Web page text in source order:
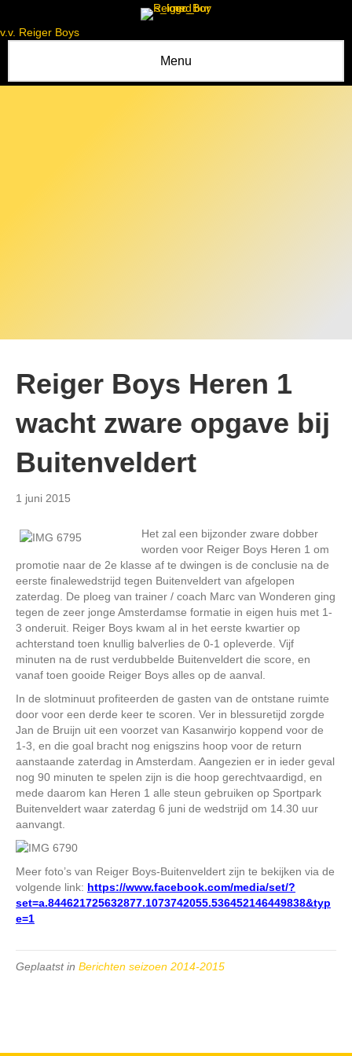
v.v. Reiger Boys
Menu
Reiger Boys Heren 1
wacht zware opgave bij
Buitenveldert
1 juni 2015
Het zal een bijzonder zware dobber
worden voor Reiger Boys Heren 1 om
promotie naar de 2e klasse af te dwingen is de conclusie na de
eerste finalewedstrijd tegen Buitenveldert van afgelopen
zaterdag. De ploeg van trainer / coach Marc van Wonderen ging
tegen de zeer jonge Amsterdamse formatie in eigen huis met 1-
3 onderuit. Reiger Boys kwam al in het eerste kwartier op
achterstand toen knullig balverlies de 0-1 opleverde. Vijf
minuten na de rust verdubbelde Buitenveldert die score, en
vanaf toen gooide Reiger Boys alles op de aanval.
In de slotminuut profiteerden de gasten van de ontstane ruimte
door voor een derde keer te scoren. Ver in blessuretijd zorgde
Jan de Bruijn uit een voorzet van Kasanwirjo koppend voor de
1-3, en die goal bracht nog enigszins hoop voor de return
aanstaande zaterdag in Amsterdam. Aangezien er in ieder geval
nog 90 minuten te spelen zijn is die hoop gerechtvaardigd, en
mede daarom kan Heren 1 alle steun gebruiken op Sportpark
Buitenveldert waar zaterdag 6 juni de wedstrijd om 14.30 uur
aanvangt.
Meer foto’s van Reiger Boys-Buitenveldert zijn te bekijken via de
volgende link: https://www.facebook.com/media/set/?
set=a.844621725632877.1073742055.536452146449838&typ
e=1
Geplaatst in Berichten seizoen 2014-2015